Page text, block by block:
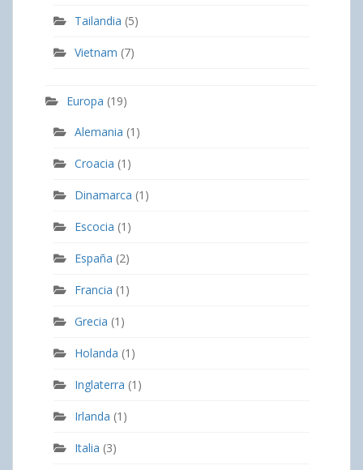
Tailandia (5)
Vietnam (7)
Europa (19)
Alemania (1)
Croacia (1)
Dinamarca (1)
Escocia (1)
España (2)
Francia (1)
Grecia (1)
Holanda (1)
Inglaterra (1)
Irlanda (1)
Italia (3)